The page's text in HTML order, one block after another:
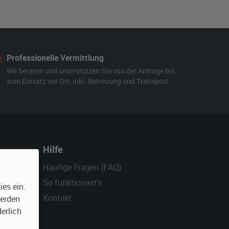
Professionelle Vermittlung
Wir beraten und unterstützen Sie von der Anfrage bis
zum Einsatz vor Ort, inkl. Betreuung und Transport.
Hilfe
Häufige Fragen (FAQ)
So funktioniert's
Kontakt
ein.